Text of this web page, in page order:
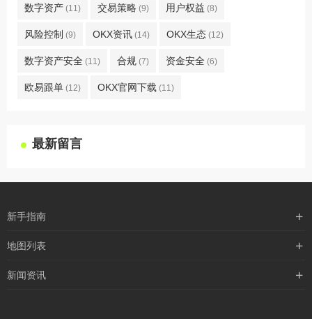
数字资产 (11) 交易策略 (9) 用户权益 (8)
风险控制 (9) OKX资讯 (14) OKX生态 (12)
数字资产安全 (11) 合规 (7) 资金安全 (6)
欧易跟单 (12) OKX官网下载 (11)
最新留言
新手指南
购买流程
地图列表
最新文章
新闻资讯